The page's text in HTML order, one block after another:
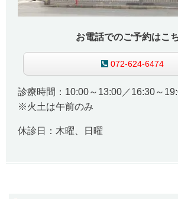
お電話でのご予約はこ
072-624-6474
診療時間：10:00～13:00／16:30～
※火土は午前のみ
休診日：木曜、日曜